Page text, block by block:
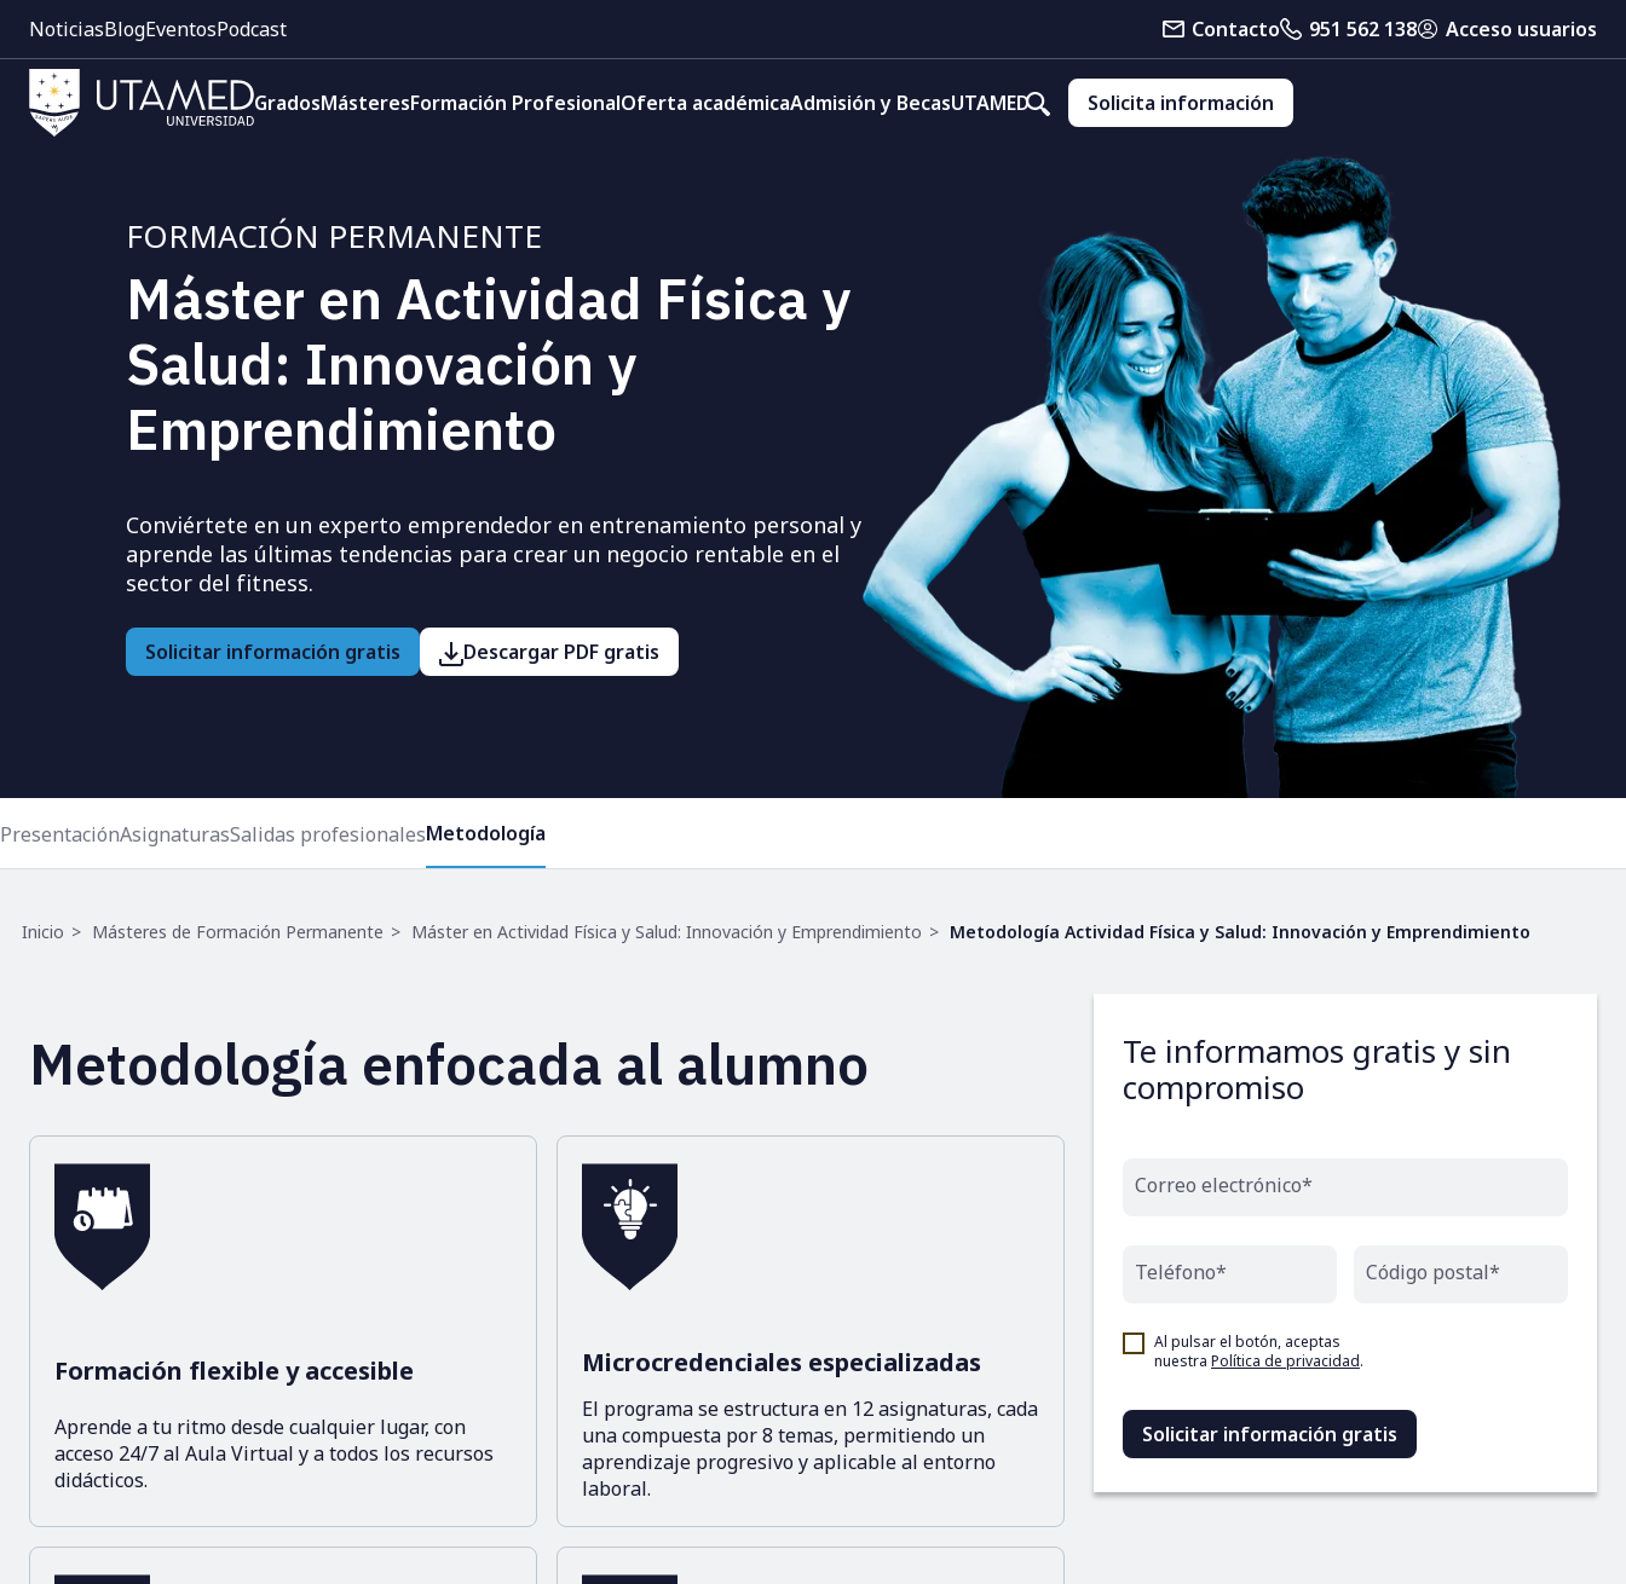
contenido
principal
cabecera:
Menú
1
NoticiasBlogEventosPodcast Contacto 951 562 138 Acceso usuarios
principal
GradosMásteresFormación ProfesionalOferta académicaAdmisión y BecasUTAMED Solicita información
FORMACIÓN PERMANENTE
Máster en Actividad Física y
Salud: Innovación y
Emprendimiento
Conviértete en un experto emprendedor en entrenamiento personal y
aprende las últimas tendencias para crear un negocio rentable en el
sector del fitness.
Solicitar información gratis Descargar PDF gratis
PresentaciónAsignaturasSalidas profesionalesMetodología
Ruta
Inicio Másteres de Formación Permanente Máster en Actividad Física y Salud: Innovación y Emprendimiento Metodología Actividad Física y Salud: Innovación y Emprendimiento
Te informamos gratis y sin
compromiso
Correo electrónico*
Teléfono* Código postal*
Al pulsar el botón, aceptas
nuestra Política de privacidad.
Metodología enfocada al alumno
Formación flexible y accesible
Aprende a tu ritmo desde cualquier lugar, con
acceso 24/7 al Aula Virtual y a todos los recursos
didácticos.
Microcredenciales especializadas
El programa se estructura en 12 asignaturas, cada
una compuesta por 8 temas, permitiendo un
aprendizaje progresivo y aplicable al entorno
laboral.